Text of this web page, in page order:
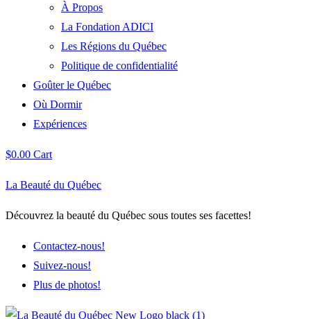
À Propos
La Fondation ADICI
Les Régions du Québec
Politique de confidentialité
Goûter le Québec
Où Dormir
Expériences
$0.00 Cart
La Beauté du Québec
Découvrez la beauté du Québec sous toutes ses facettes!
Contactez-nous!
Suivez-nous!
Plus de photos!